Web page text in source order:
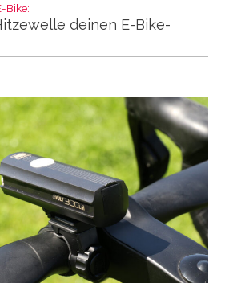
Bike:
deinen E-Bike-